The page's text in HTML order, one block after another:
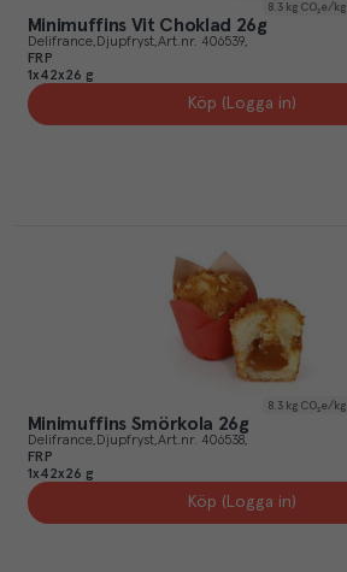
8.3 kg CO₂e/kg
Minimuffins Vit Choklad 26g
Delifrance Djupfryst Art.nr. 406539
FRP
1x42x26 g
Köp (Logga in)
8.3 kg CO₂e/kg
Minimuffins Smörkola 26g
Delifrance Djupfryst Art.nr. 406538
FRP
1x42x26 g
Köp (Logga in)